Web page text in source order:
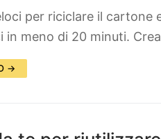
per riciclare il cartone
in meno di 20 minuti.
→